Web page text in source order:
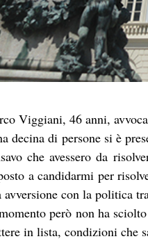
Viggiani, 46 anni,
decina di persone si è
che avessero da
a candidarmi per
avversione con la politica
però non ha
in lista, condizioni che